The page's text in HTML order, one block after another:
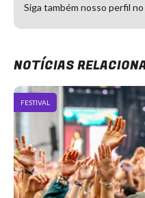
Siga também nosso perfil
NOTÍCIAS
FESTIVAL